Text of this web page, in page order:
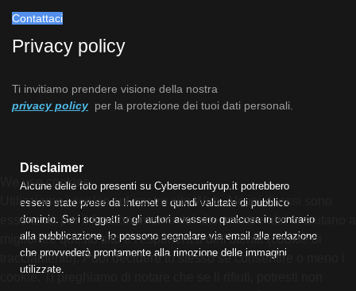
Contattaci
Privacy policy
Ti invitiamo prendere visione della nostra
privacy policy per la protezione dei tuoi dati personali.
Disclaimer
Alcune delle foto presenti su Cybersecurityup.it potrebbero
essere state prese da Internet e quindi valutate di pubblico
dominio. Se i soggetti o gli autori avessero qualcosa in contrario
alla pubblicazione, lo possono segnalare via email alla redazione
che provvederà prontamente alla rimozione delle immagini
utilizzate.
We use cookies
Utilizziamo i cookie sul nostro sito Web. Alcuni di essi sono
essenziali per il funzionamento del sito, mentre altri ci aiutano a
migliorare questo sito e l'esperienza dell'utente (cookie di
tracciamento). Puoi decidere tu stesso se consentire o meno i
cookie. Ti preghiamo di notare che se li rifiuti, potresti non